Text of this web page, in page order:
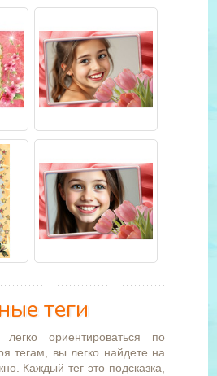
теги
ориентироваться по
тегам, вы легко найдете на
Каждый тег это подсказка,